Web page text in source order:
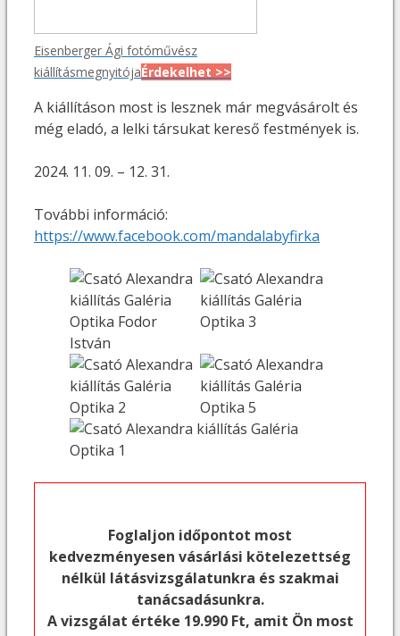
Eisenberger Ági fotóművész
kiállításmegnyitójaÉrdekelhet >>
A kiállításon most is lesznek már megvásárolt és
még eladó, a lelki társukat kereső festmények is.
2024. 11. 09. – 12. 31.
További információ:
https://www.facebook.com/mandalabyfirka
Foglaljon időpontot most
kedvezményesen vásárlási kötelezettség
nélkül látásvizsgálatunkra és szakmai
tanácsadásunkra.
A vizsgálat értéke 19.990 Ft, amit Ön most